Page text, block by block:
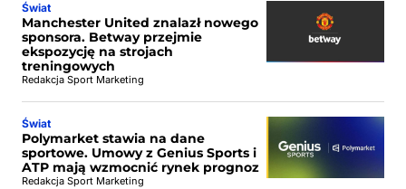
Świat
Manchester United znalazł nowego
sponsora. Betway przejmie
ekspozycję na strojach
treningowych
Redakcja Sport Marketing
Świat
Polymarket stawia na dane
sportowe. Umowy z Genius Sports i
ATP mają wzmocnić rynek prognoz
Redakcja Sport Marketing